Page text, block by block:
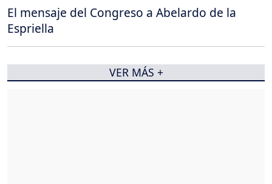
El mensaje del Congreso a Abelardo de la
Espriella
VER MÁS +